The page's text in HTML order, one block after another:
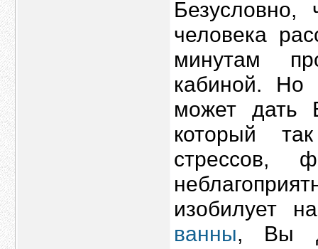
человека
минутам
кабиной. Но
может дать
который
стрессов,
изобилует
ванны, Вы